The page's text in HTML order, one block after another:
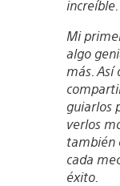
increíble.
Mi
algo
más.
guiarlos
verlos
también
cada
éxito.